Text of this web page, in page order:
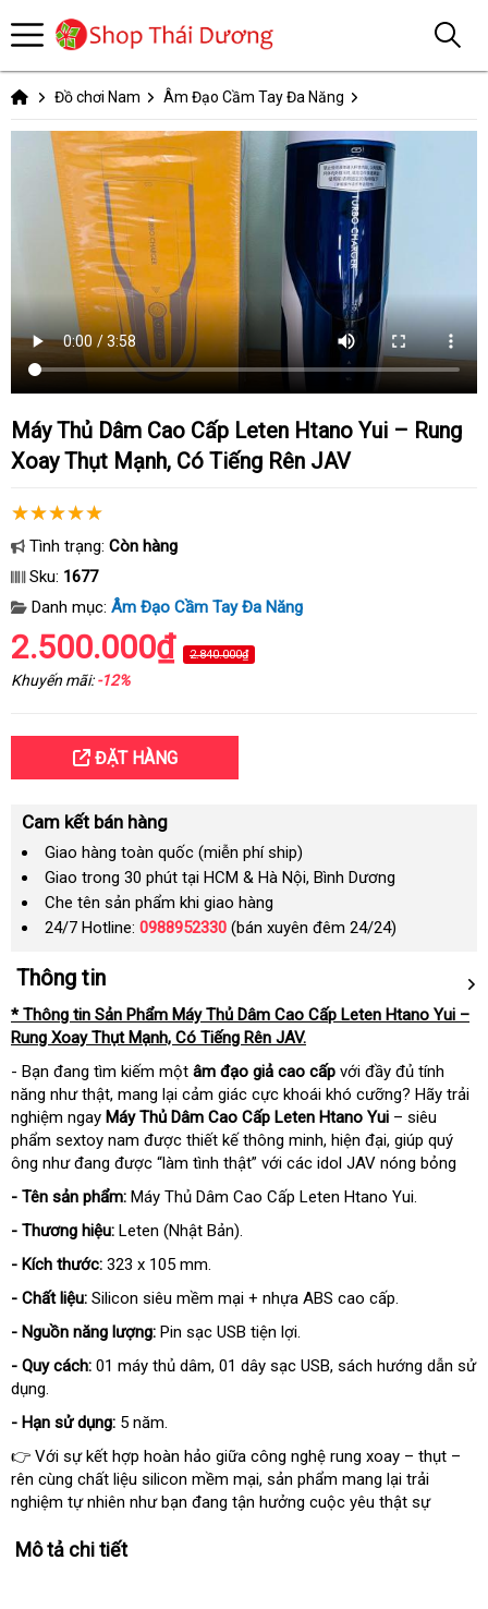
Đồ chơi Nam Âm Đạo Cầm Tay Đa Năng
Máy Thủ Dâm Cao Cấp Leten Htano Yui – Rung
Xoay Thụt Mạnh, Có Tiếng Rên JAV
Tình trạng: Còn hàng
Sku: 1677
Danh mục: Âm Đạo Cầm Tay Đa Năng
2.500.000₫ 2.840.000₫
Khuyến mãi:-12%
ĐẶT HÀNG
Cam kết bán hàng
Giao hàng toàn quốc (miễn phí ship)
Giao trong 30 phút tại HCM & Hà Nội, Bình Dương
Che tên sản phẩm khi giao hàng
24/7 Hotline: 0988952330 (bán xuyên đêm 24/24)
Thông tin
* Thông tin Sản Phẩm Máy Thủ Dâm Cao Cấp Leten Htano Yui –
Rung Xoay Thụt Mạnh, Có Tiếng Rên JAV.
- Bạn đang tìm kiếm một âm đạo giả cao cấp với đầy đủ tính
năng như thật, mang lại cảm giác cực khoái khó cưỡng? Hãy trải
nghiệm ngay Máy Thủ Dâm Cao Cấp Leten Htano Yui – siêu
phẩm sextoy nam được thiết kế thông minh, hiện đại, giúp quý
ông như đang được “làm tình thật” với các idol JAV nóng bỏng
- Tên sản phẩm: Máy Thủ Dâm Cao Cấp Leten Htano Yui.
- Thương hiệu: Leten (Nhật Bản).
- Kích thước: 323 x 105 mm.
- Chất liệu: Silicon siêu mềm mại + nhựa ABS cao cấp.
- Nguồn năng lượng: Pin sạc USB tiện lợi.
- Quy cách: 01 máy thủ dâm, 01 dây sạc USB, sách hướng dẫn sử
dụng.
- Hạn sử dụng: 5 năm.
👉 Với sự kết hợp hoàn hảo giữa công nghệ rung xoay – thụt –
rên cùng chất liệu silicon mềm mại, sản phẩm mang lại trải
nghiệm tự nhiên như bạn đang tận hưởng cuộc yêu thật sự
Mô tả chi tiết